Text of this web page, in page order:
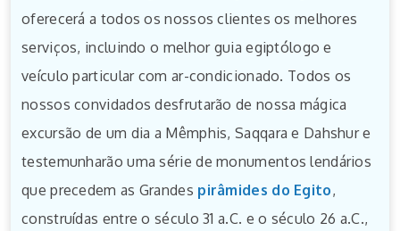
oferecerá a todos os nossos clientes os melhores
serviços, incluindo o melhor guia egiptólogo e
veículo particular com ar-condicionado. Todos os
nossos convidados desfrutarão de nossa mágica
excursão de um dia a Mêmphis, Saqqara e Dahshur e
testemunharão uma série de monumentos lendários
que precedem as Grandes pirâmides do Egito,
construídas entre o século 31 a.C. e o século 26 a.C.,